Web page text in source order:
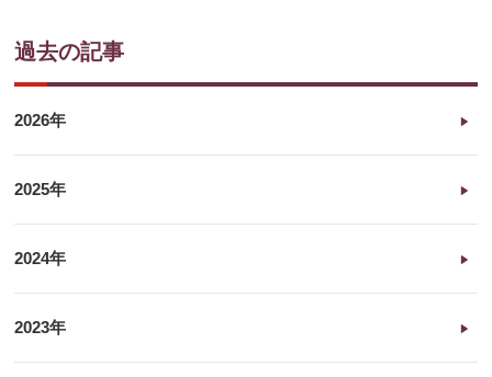
過去の記事
2026年
2025年
2024年
2023年